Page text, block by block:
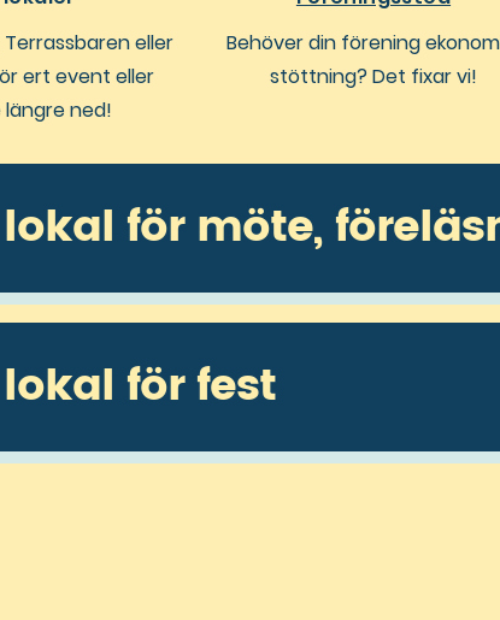
Terrassbaren eller
ert event eller
längre ned!
Behöver din förening
stöttning? Det fixar vi!
för möte,
för fest